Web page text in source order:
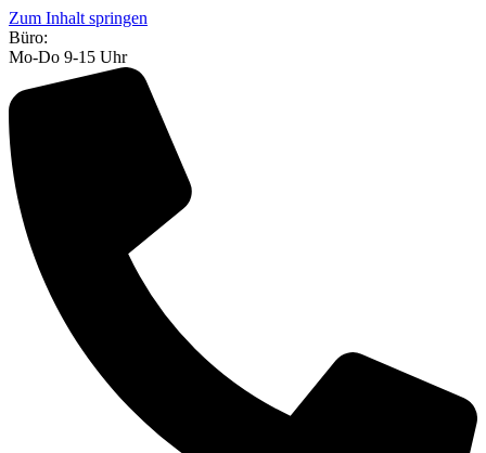
Zum Inhalt springen
Büro:
Mo-Do 9-15 Uhr